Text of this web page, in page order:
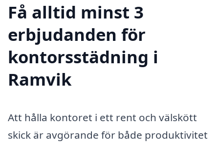
Få alltid minst 3
erbjudanden för
kontorsstädning i
Ramvik
Att hålla kontoret i ett rent och välskött
skick är avgörande för både produktivitet